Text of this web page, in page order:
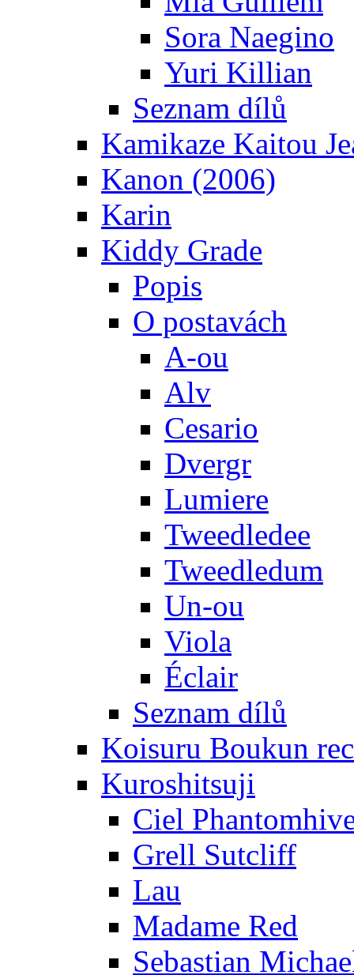
Sora Naegino
Yuri Killian
Seznam dílů
Kamikaze Kaitou
Kanon (2006)
Karin
Kiddy Grade
Popis
O postavách
A-ou
Alv
Cesario
Dvergr
Lumiere
Tweedledee
Tweedledum
Un-ou
Viola
Éclair
Seznam dílů
Koisuru Boukun
Kuroshitsuji
Ciel
Grell Sutcliff
Lau
Madame Red
Sebastian